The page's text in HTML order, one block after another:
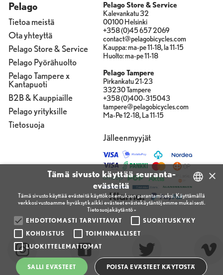
Pelago
Tietoa meistä
Ota yhteyttä
Pelago Store & Service
Pelago Pyörähuolto
Pelago Tampere x
Kantapuoti
B2B & Kauppiaille
Pelago yrityksille
Tietosuoja
Pelago Store & Service
Kalevankatu 32
00100 Helsinki
+358 (0)45 657 2069
contact@pelagobicycles.com
Kauppa: ma-pe 11-18, la 11-15
Huolto: ma-pe 11-18
Pelago Tampere
Pirkankatu 21-23
33230 Tampere
+358 (0)400-315043
tampere@pelagobicycles.com
Ma-Pe 12-18, La 11-15
Jälleenmyyjät
FINNISH
ENGLISH
×
Tämä sivusto käyttää seuranta-
evästeitä
Tämä sivusto käyttää evästeitä käyttökokemuksen parantamiseksi. Käyttämällä
verkkosivustoamme hyväksyt kaikki evästeet evästekäytäntöjemme mukaisesti.
Tietosuojakäytäntö »
EHDOTTOMASTI TARVITTAVAT
SUORITUSKYKY
KOHDISTUS
TOIMINNALLISET
LUOKITTELEMATTOMAT
SALLI EVÄSTEET POISTA EVÄSTEET KÄYTÖSTÄ